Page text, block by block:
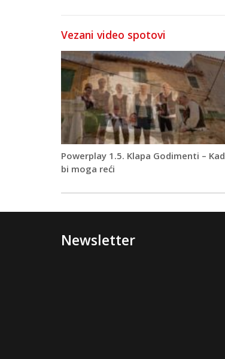
Vezani video spotovi
Powerplay 1.5. Klapa Godimenti – Kad
bi moga reći
Newsletter